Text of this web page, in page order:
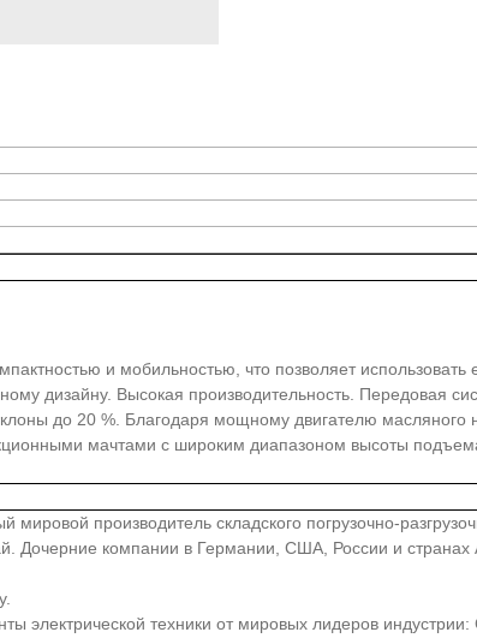
и мобильностью, что позволяет
дизайну. Высокая производительность. Передовая
до 20 %. Благодаря мощному двигателю масляного
мачтами с широким диапазоном высоты
производитель складского погрузочно-
Дочерние компании в Германии, США, России и странах
электрической техники от мировых лидеров